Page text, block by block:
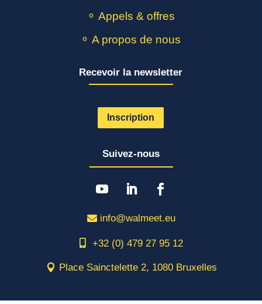
⚬ Appels & offres
⚬ A propos de nous
Recevoir la newsletter
Inscription
Suivez-nous
info@walmeet.eu
+32 (0) 479 27 95 12
Place Sainctelette 2, 1080 Bruxelles